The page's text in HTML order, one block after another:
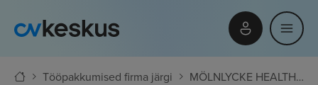
Tööpakkumised firma järgi MÖLNLYCKE HEALTH CARE OÜ